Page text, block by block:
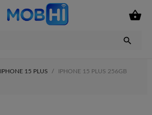


IPHONE 15 PLUS
IPHONE 15 PLUS 256GB